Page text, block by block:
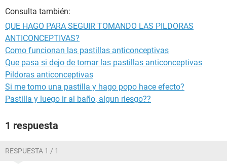
QUIERO POR FAVOR QUE ME RESPONDA, SI PUEDO
EMPEZAR A TOMAR UN NUEVO PAQUETE LUEGO QUE ME
BAJE MI PERIODO, Y VOY A ESTAR PROTEGIDA DE NO
QUEDAR EMBARAZADA?
POR FAVOR, ESTOY UN POCO PREOCUPADA.
GRACIAS DE ANTEMANO.
Consulta también:
QUE HAGO PARA SEGUIR TOMANDO LAS PILDORAS
ANTICONCEPTIVAS?
Como funcionan las pastillas anticonceptivas
Que pasa si dejo de tomar las pastillas anticonceptivas
Pildoras anticonceptivas
Si me tomo una pastilla y hago popo hace efecto?
Pastilla y luego ir al baño, algun riesgo??
1 respuesta
RESPUESTA 1 / 1